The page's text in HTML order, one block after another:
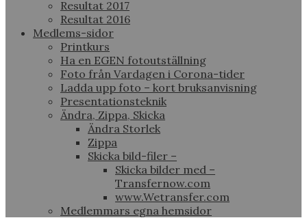
Resultat 2017
Resultat 2016
Medlems-sidor
Printkurs
Ha en EGEN fotoutställning
Foto från Vardagen i Corona-tider
Ladda upp foto – kort bruksanvisning
Presentationsteknik
Ändra, Zippa, Skicka
Ändra Storlek
Zippa
Skicka bild-filer –
Skicka bilder med –
Transfernow.com
www.Wetransfer.com
Medlemmars egna hemsidor